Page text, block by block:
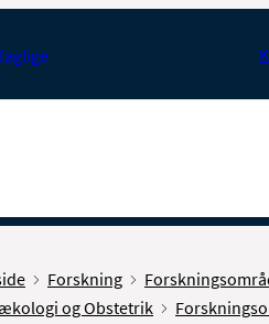
Forskning
og Obstetrik